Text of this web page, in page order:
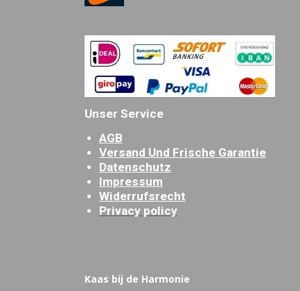
Unser Service
AGB
Versand Und Frische Garantie
Datenschutz
Impressum
Widerrufsrecht
Privacy policy
Kaas bij de Harmonie